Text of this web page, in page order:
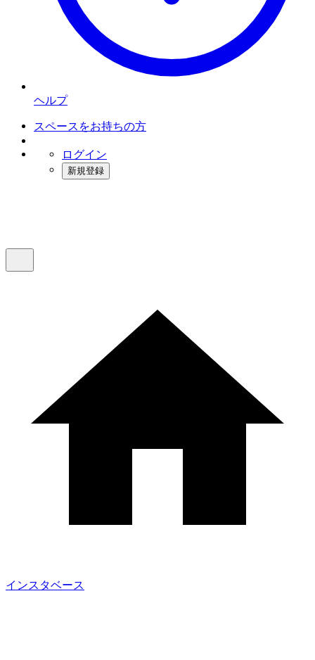
ヘルプ
スペースをお持ちの方
ログイン
新規登録
インスタベース